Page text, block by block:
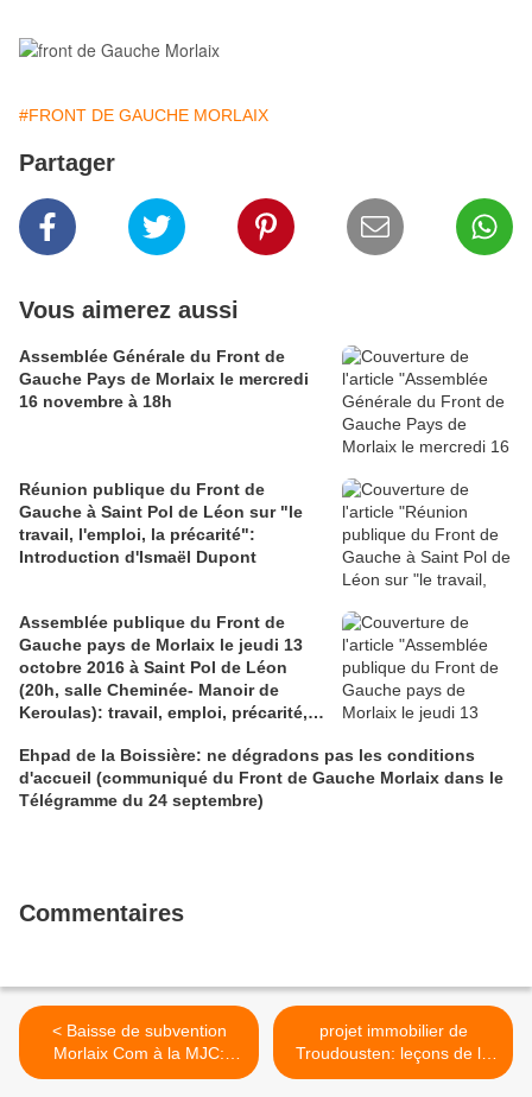
#FRONT DE GAUCHE MORLAIX
Partager
Vous aimerez aussi
Assemblée Générale du Front de
Gauche Pays de Morlaix le mercredi
16 novembre à 18h
Réunion publique du Front de
Gauche à Saint Pol de Léon sur "le
travail, l'emploi, la précarité":
Introduction d'Ismaël Dupont
Assemblée publique du Front de
Gauche pays de Morlaix le jeudi 13
octobre 2016 à Saint Pol de Léon
(20h, salle Cheminée- Manoir de
Keroulas): travail, emploi, précarité,
perspectives et propositions?
Ehpad de la Boissière: ne dégradons pas les conditions
d'accueil (communiqué du Front de Gauche Morlaix dans le
Télégramme du 24 septembre)
Commentaires
< Baisse de subvention
Morlaix Com à la MJC:
communiqué du Front de
projet immobilier de
Troudousten: leçons de la
rencontre avec l'association